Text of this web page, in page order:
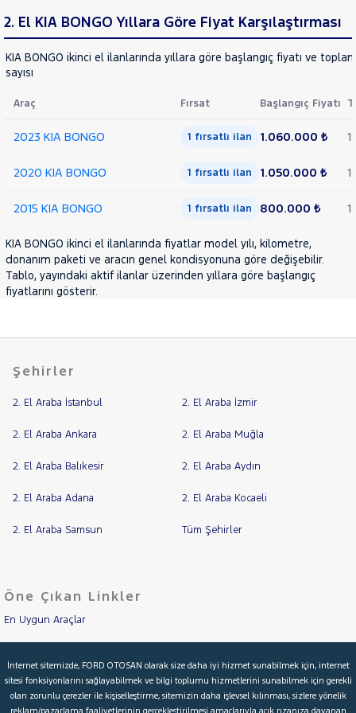
BONGO
TEKER
K2500
LANCIA
MAN
MERCEDES-
MITSUBISHI
MOTORSIKLET
PEUGEOT
RENAULT
SSANGYONG
TOGG
TOYOTA
VOLKSWAGEN
VOLVO
Cinsleri
Kasa
Tipi
Aktarma
Türü
ve
Fırsatlar
Boya
Değişen
Parça
No
2. El KIA BONGO Yıllara Göre Fiyat Karşılaştırması
KIA BONGO ikinci el ilanlarında yıllara göre başlangıç fiyatı ve
sayısı
Araç Fırsat Başlangıç Fiyatı
2023 KIA BONGO 1 fırsatlı ilan 1.060.000 ₺ 1
2020 KIA BONGO 1 fırsatlı ilan 1.050.000 ₺ 1
2015 KIA BONGO 1 fırsatlı ilan 800.000 ₺ 1
KIA BONGO ikinci el ilanlarında fiyatlar model yılı, kilometre,
donanım paketi ve aracın genel kondisyonuna göre değişebilir.
Tablo, yayındaki aktif ilanlar üzerinden yıllara göre başlangıç
fiyatlarını gösterir.
Şehirler
2. El Araba İstanbul 2. El Araba İzmir
2. El Araba Ankara 2. El Araba Muğla
2. El Araba Balıkesir 2. El Araba Aydın
2. El Araba Adana 2. El Araba Kocaeli
2. El Araba Samsun Tüm Şehirler
Öne Çıkan Linkler
En Uygun Araçlar
İkinci El Garanti
İnternet sitemizde, FORD OTOSAN olarak size daha iyi hizmet sunabilmek için, internet
sitesi fonksiyonlarını sağlayabilmek ve bilgi toplumu hizmetlerini sunabilmek için gerekli
olan zorunlu çerezler ile kişiselleştirme, sitemizin daha işlevsel kılınması, sizlere yönelik